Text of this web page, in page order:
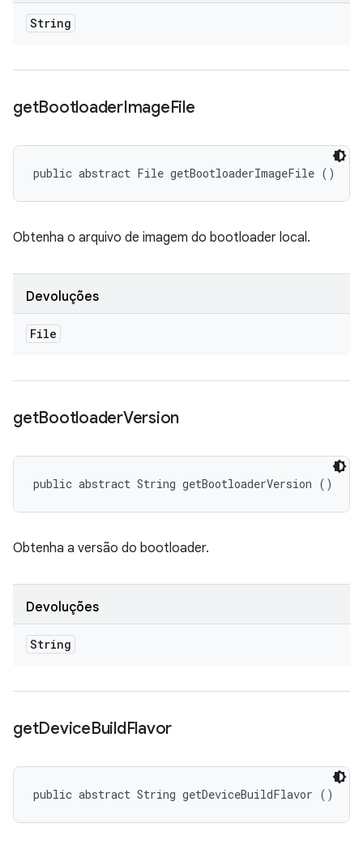
String
getBootloaderImageFile
public abstract File getBootloaderImageFile ()
Obtenha o arquivo de imagem do bootloader local.
Devoluções
File
getBootloaderVersion
public abstract String getBootloaderVersion ()
Obtenha a versão do bootloader.
Devoluções
String
getDeviceBuildFlavor
public abstract String getDeviceBuildFlavor ()